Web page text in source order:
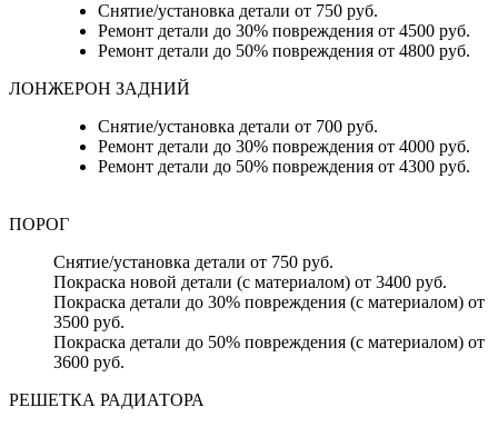
Снятие/установка детали от 750 руб.
Ремонт детали до 30% повреждения от 4500 руб.
Ремонт детали до 50% повреждения от 4800 руб.
ЛОНЖЕРОН ЗАДНИЙ
Снятие/установка детали от 700 руб.
Ремонт детали до 30% повреждения от 4000 руб.
Ремонт детали до 50% повреждения от 4300 руб.
ПОРОГ
Снятие/установка детали от 750 руб.
Покраска новой детали (с материалом) от 3400 руб.
Покраска детали до 30% повреждения (с материалом) от
3500 руб.
Покраска детали до 50% повреждения (с материалом) от
3600 руб.
РЕШЕТКА РАДИАТОРА